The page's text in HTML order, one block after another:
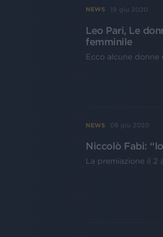
NEWS 19 giu 2020
Leo Pari, Le
femminile
Ecco alcune
NEWS 08 giu 2020
Niccolò Fabi:
La premiazione il 2